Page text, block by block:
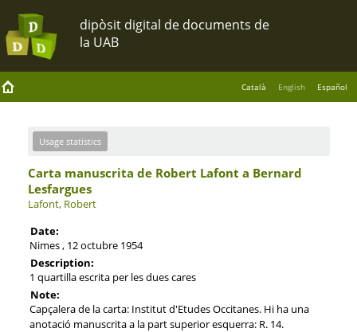
Català English Español
Usage statistics
Carta manuscrita de Robert Lafont a Bernard
Lesfargues
Lafont, Robert
Date:
Nimes , 12 octubre 1954
Description:
1 quartilla escrita per les dues cares
Note:
Capçalera de la carta: Institut d'Etudes Occitanes. Hi ha una
anotació manuscrita a la part superior esquerra: R. 14.